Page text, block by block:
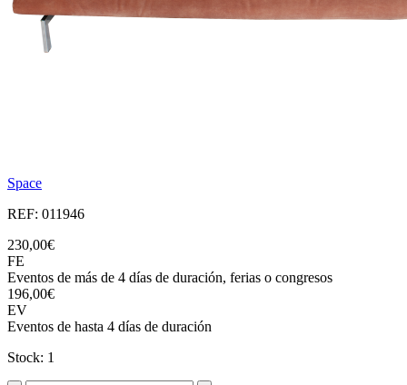
Space
REF: 011946
230,00€
FE
Eventos de más de 4 días de duración, ferias o congresos
196,00€
EV
Eventos de hasta 4 días de duración
Stock: 1